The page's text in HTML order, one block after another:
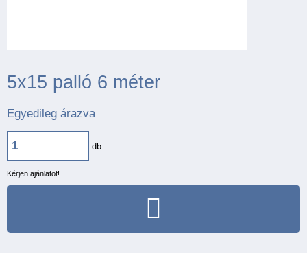
5x15 palló 6 méter
Egyedileg árazva
db
Kérjen ajánlatot!